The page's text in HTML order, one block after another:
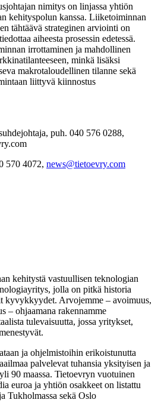
nimitys on linjassa yhtiön
kehityspolun kanssa. Liiketoiminnan
tähtäävä strateginen arviointi on
aiheesta prosessin edetessä.
irrottaminen ja mahdollinen
minkä lisäksi
makrotaloudellinen tilanne sekä
liittyvä kiinnostus
puh. 040 576 0288,
570 4072, news@tietoevry.com
kehitystä vastuullisen teknologian
jolla on pitkä historia
kyvykkyydet. Arvojemme – avoimuus,
– ohjaamana rakennamme
tulevaisuutta, jossa yritykset,
ja ohjelmistoihin erikoistunutta
palvelevat tuhansia yksityisen ja
90 maassa. Tietoevryn vuotuinen
euroa ja yhtiön osakkeet on listattu
Tukholmassa sekä Oslo